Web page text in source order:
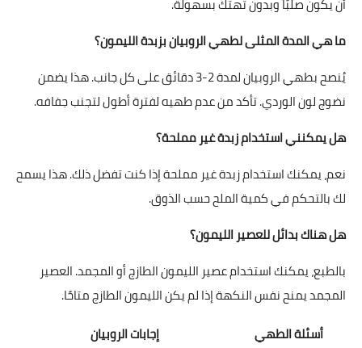
ما هي المدة المثلى لطهي الروبيان بزبدة الليمون؟
يُنصح بطهي الروبيان لمدة 2-3 دقائق على كل جانب. هذا يضمن
نضوج لون الوردي. تأكد من عدم طهيه لفترة أطول لتجنب جفافه.
هل يمكنني استخدام زبدة غير مملحة؟
نعم، يمكنك استخدام زبدة غير مملحة إذا كنت تفضل ذلك. هذا يسمح
لك بالتحكم في كمية الملح حسب الذوق.
هل هناك بدائل للعصير الليمون؟
بالطبع، يمكنك استخدام عصير الليمون الطازج أو المجمد. العصير
المجمد يمنح نفس النكهة إذا لم يكن الليمون الطازج متاحًا.
أسئلة الطهي
إجابات الروبيان